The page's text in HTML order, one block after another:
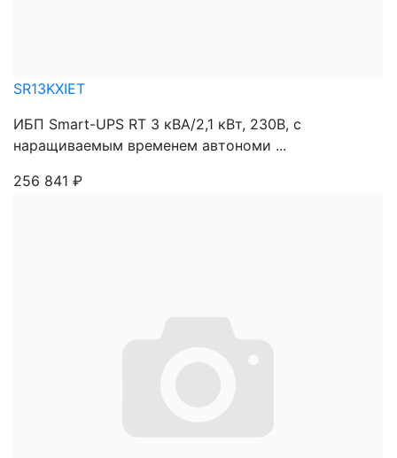
SR13KXIET
ИБП Smart-UPS RT 3 кВА/2,1 кВт, 230В, с
наращиваемым временем автономи ...
256 841 ₽